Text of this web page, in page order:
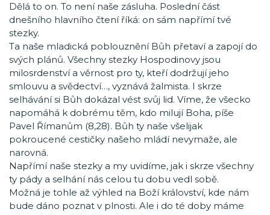
Dělá to on. To není naše zásluha. Poslední část
dnešního hlavního čtení říká: on sám napřímí tvé
stezky.
Ta naše mladická poblouznění Bůh přetaví a zapojí do
svých plánů. Všechny stezky Hospodinovy jsou
milosrdenství a věrnost pro ty, kteří dodržují jeho
smlouvu a svědectví…, vyznává žalmista. I skrze
selhávání si Bůh dokázal vést svůj lid. Víme, že všecko
napomáhá k dobrému těm, kdo milují Boha, píše
Pavel Římanům (8,28). Bůh ty naše všelijak
pokroucené cestičky našeho mládí nevymaže, ale
narovná.
Napřímí naše stezky a my uvidíme, jak i skrze všechny
ty pády a selhání nás celou tu dobu vedl sobě.
Možná je tohle až výhled na Boží království, kde nám
bude dáno poznat v plnosti. Ale i do té doby máme